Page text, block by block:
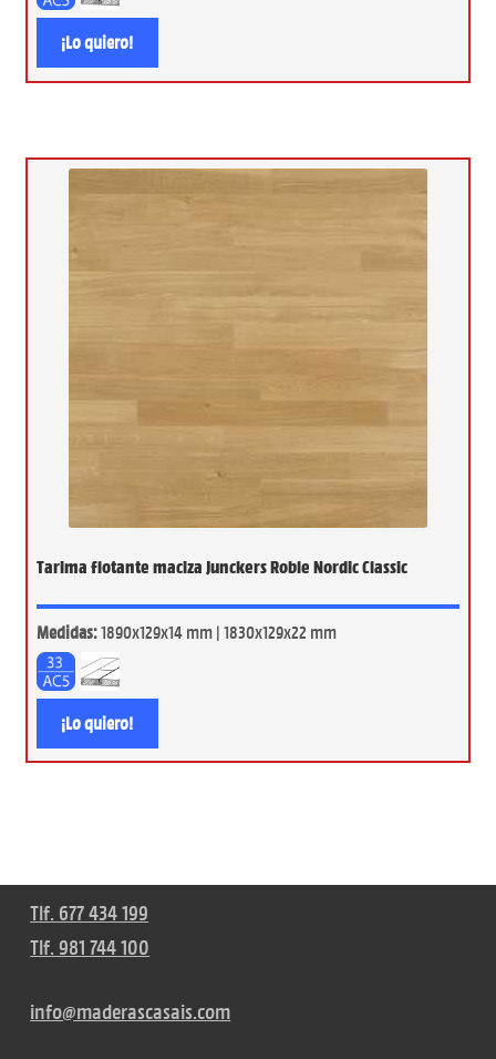
¡Lo quiero!
Tarima flotante maciza Junckers Roble Nordic Classic
Medidas:1890x129x14 mm | 1830x129x22 mm
¡Lo quiero!
Tlf. 677 434 199
Tlf. 981 744 100
info@maderascasais.com